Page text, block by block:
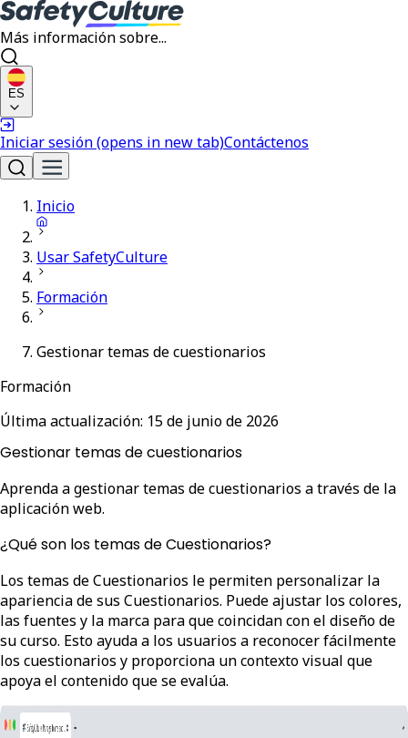
Más información sobre...
ES
Iniciar sesión(opens in new tab)Contáctenos
Inicio
Usar SafetyCulture
Formación
Gestionar temas de cuestionarios
Formación
Última actualización: 15 de junio de 2026
Gestionar temas de cuestionarios
Aprenda a gestionar temas de cuestionarios a través de la
aplicación web.
¿Qué son los temas de Cuestionarios?
Los temas de Cuestionarios le permiten personalizar la
apariencia de sus Cuestionarios. Puede ajustar los colores,
las fuentes y la marca para que coincidan con el diseño de
su curso. Esto ayuda a los usuarios a reconocer fácilmente
los cuestionarios y proporciona un contexto visual que
apoya el contenido que se evalúa.